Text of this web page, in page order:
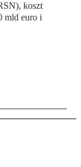
koszt
mld euro i